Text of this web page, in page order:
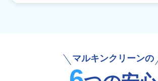
マルキンクリーンの